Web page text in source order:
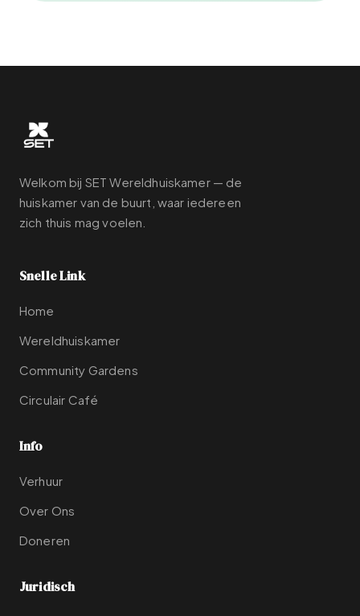
Welkom bij SET Wereldhuiskamer — de
huiskamer van de buurt, waar iedereen
zich thuis mag voelen.
Snelle Link
Home
Wereldhuiskamer
Community Gardens
Circulair Café
Info
Verhuur
Over Ons
Doneren
Juridisch